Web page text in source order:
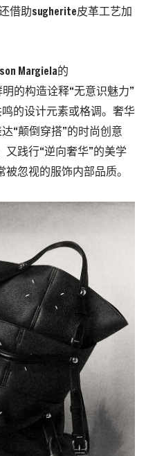
借助sugherite皮革工艺加
Margiela的
的构造诠释“无意识魅力”
的设计元素或格调。奢华
“颠倒穿搭”的时尚创意
践行“逆向奢华”的美学
忽视的服饰内部品质。